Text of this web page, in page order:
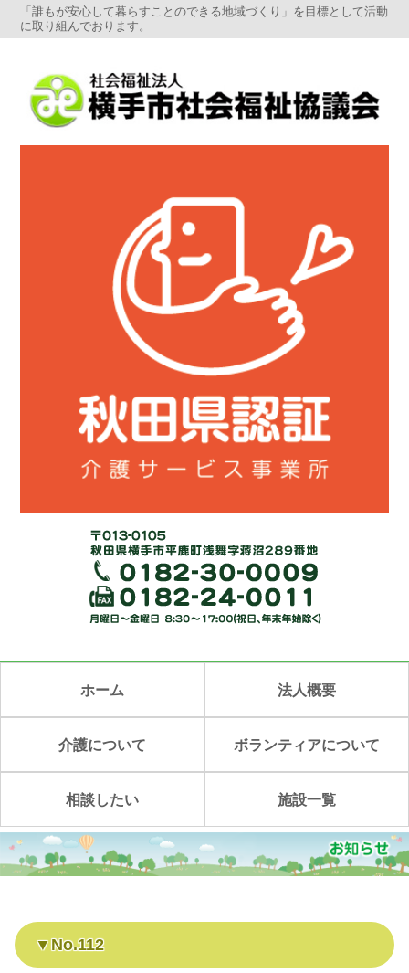
「誰もが安心して暮らすことのできる地域づくり」を目標として活動
に取り組んでおります。
ホーム 法人概要
介護について ボランティアについて
相談したい 施設一覧
No.112